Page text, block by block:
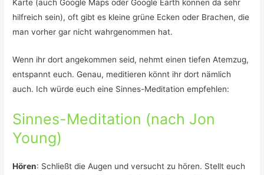
Karte (auch Google Maps oder Google Earth können da sehr
hilfreich sein), oft gibt es kleine grüne Ecken oder Brachen, die
man vorher gar nicht wahrgenommen hat.
Wenn ihr dort angekommen seid, nehmt einen tiefen Atemzug,
entspannt euch. Genau, meditieren könnt ihr dort nämlich
auch. Ich würde euch eine Sinnes-Meditation empfehlen:
Sinnes-Meditation (nach Jon
Young)
Hören: Schließt die Augen und versucht zu hören. Stellt euch